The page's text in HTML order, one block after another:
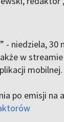
- niedziela, 30
w
mobilnej.
po emisji na